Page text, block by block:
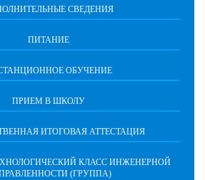
СВЕДЕНИЯ
ПИТАНИЕ
ОБУЧЕНИЕ
ПРИЕМ В ШКОЛУ
ИТОГОВАЯ АТТЕСТАЦИЯ
КЛАСС ИНЖЕНЕРНОЙ
(ГРУППА)